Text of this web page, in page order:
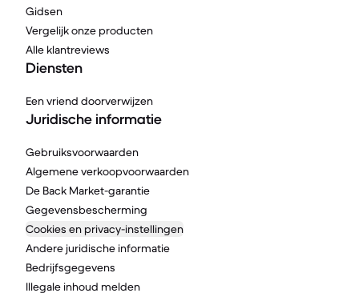
Gidsen
Vergelijk onze producten
Alle klantreviews
Diensten
Een vriend doorverwijzen
Juridische informatie
Gebruiksvoorwaarden
Algemene verkoopvoorwaarden
De Back Market-garantie
Gegevensbescherming
Cookies en privacy-instellingen
Andere juridische informatie
Bedrijfsgegevens
Illegale inhoud melden